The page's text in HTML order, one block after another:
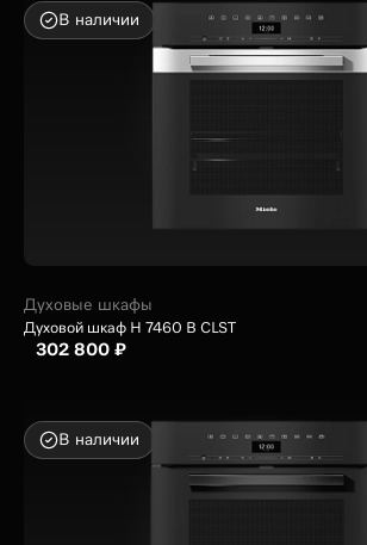
В наличии
Духовые шкафы
Духовой шкаф H 7460 B CLST
302 800 ₽
В наличии